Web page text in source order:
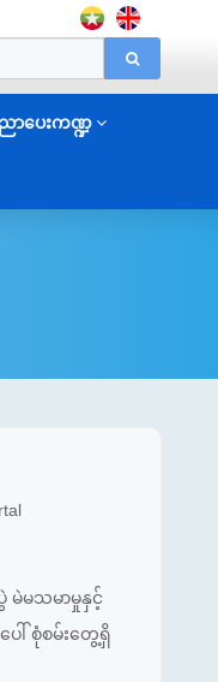
ပေးကဏ္ဍ
မသမာမှုနှင့်
ေါ် စုံစမ်းတွေ့ရှိ